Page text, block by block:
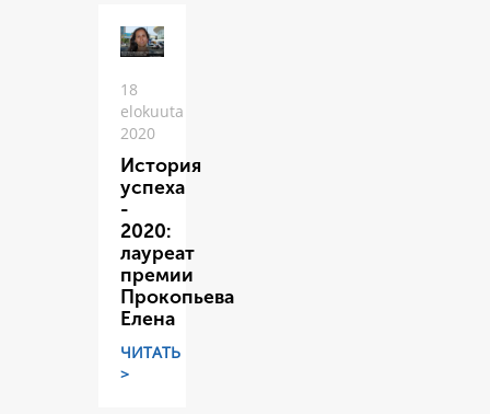
18
elokuuta
2020
История
успеха
-
2020:
лауреат
премии
Прокопьева
Елена
ЧИТАТЬ
>